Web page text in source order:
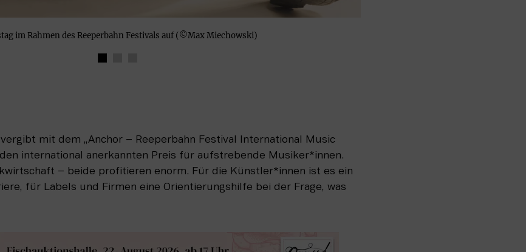
im Rahmen des Reeperbahn Festivals auf (©Max Miechowski)
vergibt mit dem „Anchor – Reeperbahn Festival International Music
international anerkannten Preis für aufstrebende Musiker*innen.
– beide profitieren enorm. Für die Künstler*innen ist es ein
für Labels und Firmen eine Orientierungshilfe bei der Frage, was